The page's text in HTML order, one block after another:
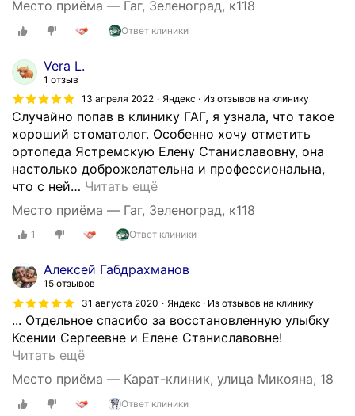
ч
и
м
н
о
г
о
л
е
,
с
й
с
е
ь
ё
Место приёма — Гаг, Зеленоград, к118
Ответ клиники
Vera L.
1 отзыв
13 апреля 2022
Яндекс · Из отзывов на клинику
Случайно попав в клинику ГАГ, я узнала, что такое
хороший стоматолог. Особенно хочу отметить
ортопеда Ястремскую Елену Станиславовну, она
настолько доброжелательна и профессиональна,
что с ней… Читать ещё
Место приёма — Гаг, Зеленоград, к118
1 Ответ клиники
Алексей Габдрахманов
15 отзывов
31 августа 2020
Яндекс · Из отзывов на клинику
... Отдельное спасибо за восстановленную улыбку
Ксении Сергеевне и Елене Станиславовне!
Читать ещёД
а
н
Место приёма — Карат-клиник, улица Микояна, 18
Ответ клиники